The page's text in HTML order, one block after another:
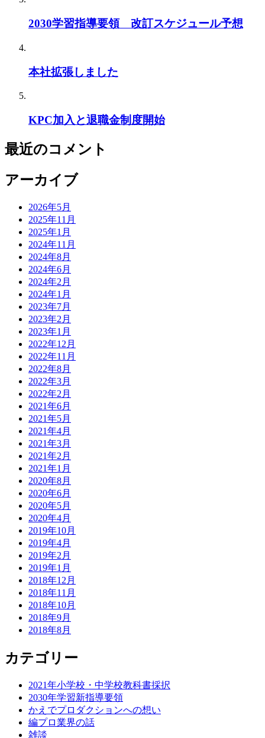
2030学習指導要領 改訂スケジュール予想
本社拡張しました
KPC加入と退職金制度開始
最近のコメント
アーカイブ
2026年5月
2025年11月
2025年1月
2024年11月
2024年8月
2024年6月
2024年2月
2024年1月
2023年7月
2023年2月
2023年1月
2022年12月
2022年11月
2022年8月
2022年3月
2022年2月
2021年6月
2021年5月
2021年4月
2021年3月
2021年2月
2021年1月
2020年8月
2020年6月
2020年5月
2020年4月
2019年10月
2019年4月
2019年2月
2019年1月
2018年12月
2018年11月
2018年10月
2018年9月
2018年8月
カテゴリー
2021年小学校・中学校教科書採択
2030年学習新指導要領
かえでプロダクションへの想い
編プロ業界の話
雑談